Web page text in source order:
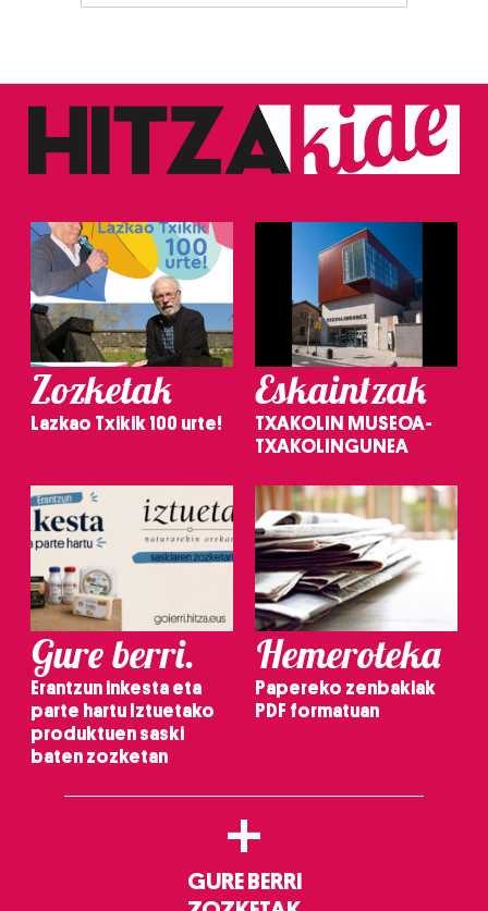
Zozketak
Lazkao Txikik 100 urte!
Eskaintzak
TXAKOLIN MUSEOA-
TXAKOLINGUNEA
Gure berri.
Erantzun inkesta eta
parte hartu Iztuetako
produktuen saski
baten zozketan
Hemeroteka
Papereko zenbakiak
PDF formatuan
+
GURE BERRI